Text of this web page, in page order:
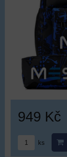
949 Kč
ks